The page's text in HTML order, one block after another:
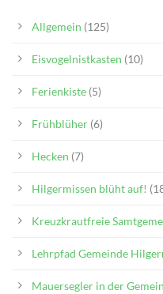
Allgemein (125)
Eisvogelnistkasten (10)
Ferienkiste (5)
Frühblüher (6)
Hecken (7)
Hilgermissen blüht auf!
Kreuzkrautfreie
Lehrpfad Gemeinde
Mauersegler in der